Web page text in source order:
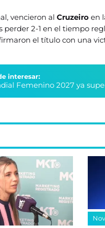
vencieron alCruzeiro en
perder 2-1 en el tiempo
el título con una
interesar:
Femenino 2027 ya